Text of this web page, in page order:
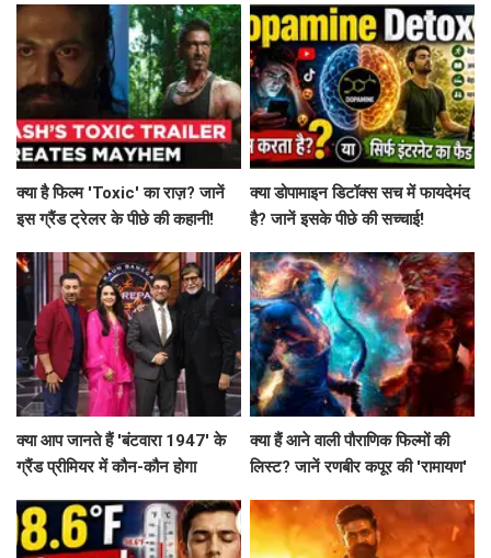
क्या है फिल्म 'Toxic' का राज़? जानें
इस ग्रैंड ट्रेलर के पीछे की कहानी!
क्या डोपामाइन डिटॉक्स सच में फायदेमंद
है? जानें इसके पीछे की सच्चाई!
क्या आप जानते हैं 'बंटवारा 1947' के
ग्रैंड प्रीमियर में कौन-कौन होगा
क्या हैं आने वाली पौराणिक फिल्मों की
लिस्ट? जानें रणबीर कपूर की 'रामायण'